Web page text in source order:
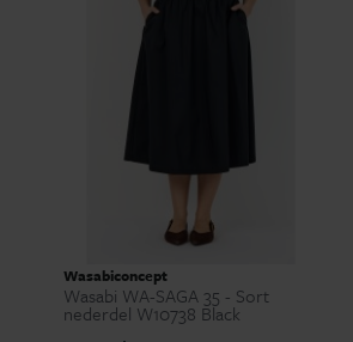
Wasabiconcept
Wasabi WA-SAGA 35 - Sort
nederdel W10738 Black